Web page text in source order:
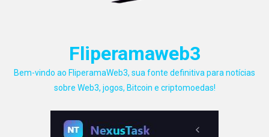
Fliperamaweb3
Bem-vindo ao FliperamaWeb3, sua fonte definitiva para notícias
sobre Web3, jogos, Bitcoin e criptomoedas!